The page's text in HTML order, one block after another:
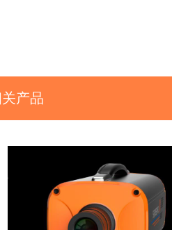
产品